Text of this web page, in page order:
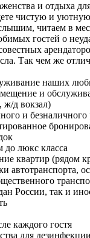
и отдыха
чистую и уютную
читаем в
гостей о
Так чем же
наших
и
ж/д вокзал)
и безналичного
до люкс класса
квартир (рядом
автотранспорта,
России, так и
каждого гостя
для дезинфекции